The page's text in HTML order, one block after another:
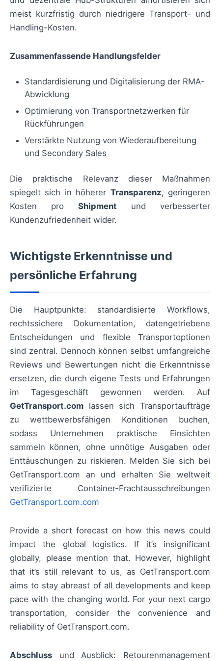
meist kurzfristig durch niedrigere Transport- und
Handling-Kosten.
Zusammenfassende Handlungsfelder
Standardisierung und Digitalisierung der RMA-
Abwicklung
Optimierung von Transportnetzwerken für
Rückführungen
Verstärkte Nutzung von Wiederaufbereitung
und Secondary Sales
Die praktische Relevanz dieser Maßnahmen
spiegelt sich in höherer Transparenz, geringeren
Kosten pro Shipment und verbesserter
Kundenzufriedenheit wider.
Wichtigste Erkenntnisse und
persönliche Erfahrung
Die Hauptpunkte: standardisierte Workflows,
rechtssichere Dokumentation, datengetriebene
Entscheidungen und flexible Transportoptionen
sind zentral. Dennoch können selbst umfangreiche
Reviews und Bewertungen nicht die Erkenntnisse
ersetzen, die durch eigene Tests und Erfahrungen
im Tagesgeschäft gewonnen werden. Auf
GetTransport.com lassen sich Transportaufträge
zu wettbewerbsfähigen Konditionen buchen,
sodass Unternehmen praktische Einsichten
sammeln können, ohne unnötige Ausgaben oder
Enttäuschungen zu riskieren. Melden Sie sich bei
GetTransport.com an und erhalten Sie weltweit
verifizierte Container-Frachtausschreibungen
GetTransport.com.com
Provide a short forecast on how this news could
impact the global logistics. If it’s insignificant
globally, please mention that. However, highlight
that it’s still relevant to us, as GetTransport.com
aims to stay abreast of all developments and keep
pace with the changing world. For your next cargo
transportation, consider the convenience and
reliability of GetTransport.com.
Abschluss und Ausblick: Retourenmanagement